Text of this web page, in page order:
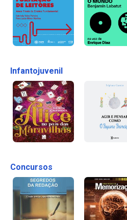
Infantojuvenil
Concursos